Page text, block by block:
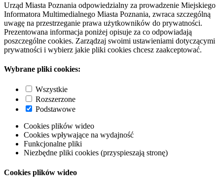
Urząd Miasta Poznania odpowiedzialny za prowadzenie Miejskiego
Informatora Multimedialnego Miasta Poznania, zwraca szczególną
uwagę na przestrzeganie prawa użytkowników do prywatności.
Prezentowana informacja poniżej opisuje za co odpowiadają
poszczególne cookies. Zarządzaj swoimi ustawieniami dotyczącymi
prywatności i wybierz jakie pliki cookies chcesz zaakceptować.
Wybrane pliki cookies:
Wszystkie
Rozszerzone
Podstawowe
Cookies plików wideo
Cookies wpływające na wydajność
Funkcjonalne pliki
Niezbędne pliki cookies (przyspieszają stronę)
Cookies plików wideo